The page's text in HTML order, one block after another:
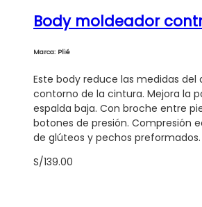
Body moldeador
Marca: Plié
Este body reduce las medidas del
contorno de la cintura. Mejora la
espalda baja. Con broche entre
botones de presión. Compresión
de glúteos y pechos preformados.
S/139.00